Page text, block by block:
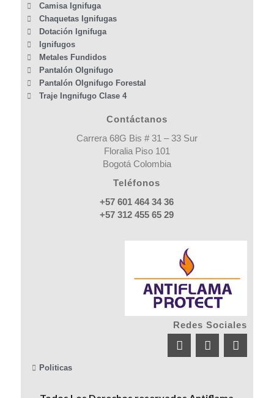
Camisa Ignifuga
Chaquetas Ignifugas
Dotación Ignifuga
Ignifugos
Metales Fundidos
Pantalón OIgnifugo
Pantalón OIgnifugo Forestal
Traje Ingnifugo Clase 4
Contáctanos
Carrera 68G Bis # 31 – 33 Sur
Floralia Piso 101
Bogotá Colombia
Teléfonos
+57 601 464 34 36
+57 312 455 65 29
Redes Sociales
Politicas